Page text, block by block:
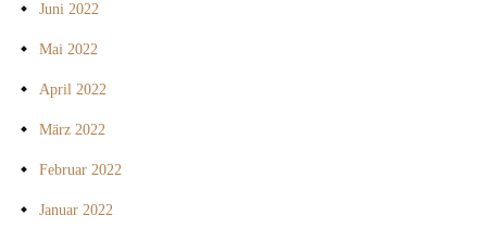
Juni 2022
Mai 2022
April 2022
März 2022
Februar 2022
Januar 2022